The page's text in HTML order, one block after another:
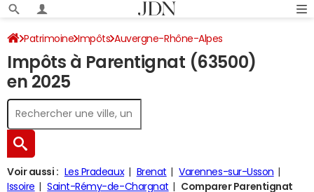
Patrimoine Impôts Auvergne-Rhône-Alpes
Puy-de-Dôme Parentignat Impôt sur le revenu
Impôts à Parentignat (63500)
en 2025
Voir aussi : Les Pradeaux Brenat
Varennes-sur-Usson
Issoire
Saint-Rémy-de-Chargnat
Comparer Parentignat